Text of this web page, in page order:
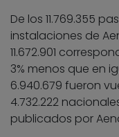
De los 11.769.355
instalaciones de
11.672.901
3% menos que en
6.940.679 fueron
4.732.222
publicados por